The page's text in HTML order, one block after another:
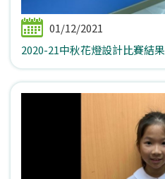
01/12/2021
2020-21中秋花燈設計比賽結果